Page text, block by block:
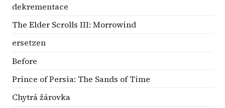
dekrementace
The Elder Scrolls III: Morrowind
ersetzen
Before
Prince of Persia: The Sands of Time
Chytrá žárovka